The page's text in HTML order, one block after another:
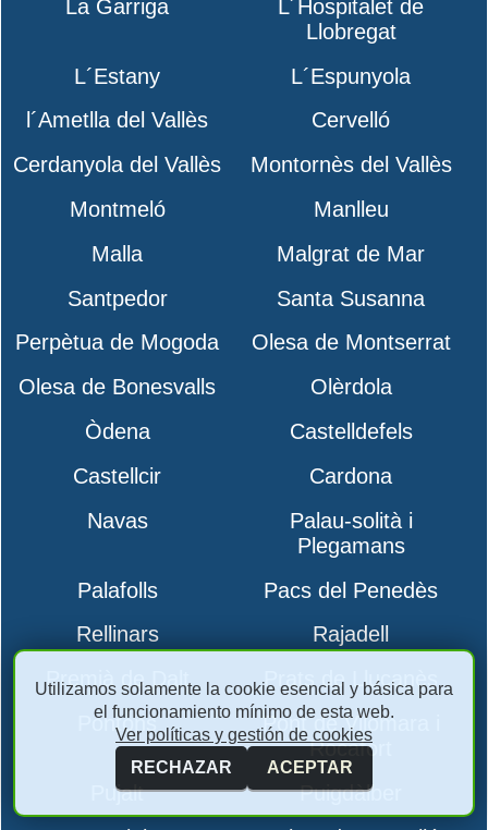
La Garriga
L´Hospitalet de
Llobregat
L´Estany
L´Espunyola
l´Ametlla del Vallès
Cervelló
Cerdanyola del Vallès
Montornès del Vallès
Montmeló
Manlleu
Malla
Malgrat de Mar
Santpedor
Santa Susanna
Perpètua de Mogoda
Olesa de Montserrat
Olesa de Bonesvalls
Olèrdola
Òdena
Castelldefels
Castellcir
Cardona
Navas
Palau-solità i
Plegamans
Palafolls
Pacs del Penedès
Rellinars
Rajadell
Premià de Dalt
Prats de Lluçanès
Pontons
Pont de Vilomara i
Rocafort
Pujalt
Puigdàlber
Utilizamos solamente la cookie esencial y básica para
el funcionamiento mínimo de esta web.
Ver políticas y gestión de cookies
RECHAZAR
ACEPTAR